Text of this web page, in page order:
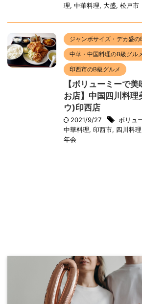
理, 中華料理, 大盛, 松戸市
ジャンボサイズ・デカ盛の
中華・中国料理のB級グル
印西市のB級グルメ
【ボリューミーで
お店】中国四川料
ウ)印西店
2021/9/27 ボリュ
中華料理, 印西市, 四川料理
年会